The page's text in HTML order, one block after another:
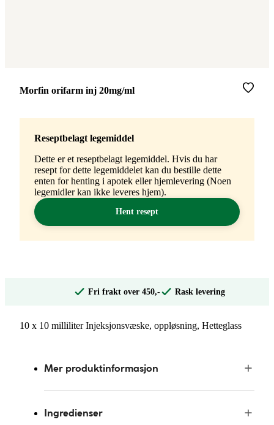
Merke:
Morfin orifarm inj 20mg/ml
Reseptbelagt legemiddel
Dette er et reseptbelagt legemiddel. Hvis du har
resept for dette legemiddelet kan du bestille dette
enten for henting i apotek eller hjemlevering (Noen
legemidler kan ikke leveres hjem).
Hent resept
Fri frakt over 450,- Rask levering
10 x 10 milliliter Injeksjonsvæske, oppløsning, Hetteglass
Mer produktinformasjon
Ingredienser